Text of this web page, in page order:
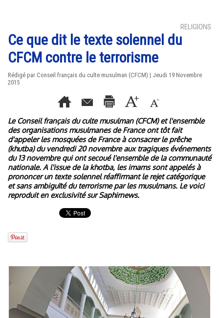
RELIGIONS
Ce que dit le texte solennel du
CFCM contre le terrorisme
Rédigé par Conseil français du culte musulman (CFCM) | Jeudi 19 Novembre
2015
Le Conseil français du culte musulman (CFCM) et l'ensemble
des organisations musulmanes de France ont tôt fait
d'appeler les mosquées de France à consacrer le prêche
(khutba) du vendredi 20 novembre aux tragiques événements
du 13 novembre qui ont secoué l'ensemble de la communauté
nationale. A l'issue de la khotba, les imams sont appelés à
prononcer un texte solennel réaffirmant le rejet catégorique
et sans ambiguïté du terrorisme par les musulmans. Le voici
reproduit en exclusivité sur Saphirnews.